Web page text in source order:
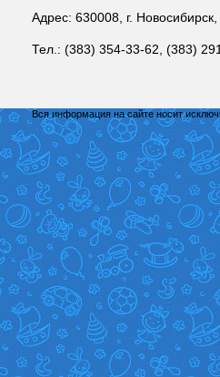
Адрес: 630008, г.
Тел.: (383) 354-33-62, (383)
Вся информация на сайте носит